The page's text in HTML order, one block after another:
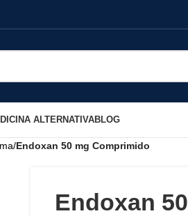
ALTERNATIVABLOG
/Endoxan 50 mg Comprimido
Endoxan